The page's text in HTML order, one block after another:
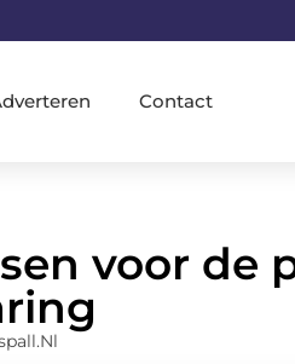
Contact
voor de